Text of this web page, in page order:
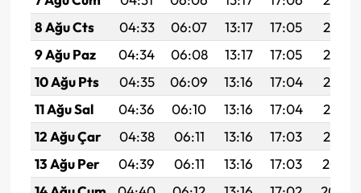
8 Ağu Cts
04:33 06:07 13:17 17:05
20:16
9 Ağu Paz
04:34 06:08 13:17 17:05
20:15
10 Ağu Pts
04:35 06:09 13:16 17:04
20:14
11 Ağu Sal
04:36 06:10 13:16 17:04
20:13
12 Ağu Çar
04:38 06:11 13:16 17:03
20:12
13 Ağu Per
04:39 06:11 13:16 17:03
20:10